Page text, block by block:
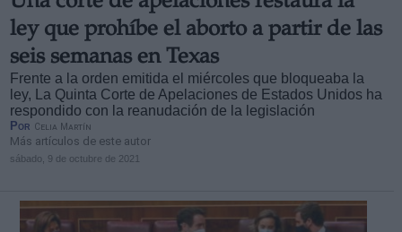
ley que prohíbe el aborto a partir de las
seis semanas en Texas
Frente a la orden emitida el miércoles que bloqueaba la
ley, La Quinta Corte de Apelaciones de Estados Unidos ha
respondido con la reanudación de la legislación
Por Celia Martín
Más artículos de este autor
sábado, 9 de octubre de 2021